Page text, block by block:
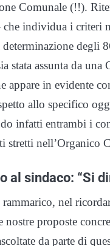
Comunale (!!).
che individua i criteri
determinazione degli
stata assunta da una
appare in evidente
allo specifico
infatti entrambi i
stretti nell’Organico
al sindaco: “Si
rammarico, nel
proposte
da parte di